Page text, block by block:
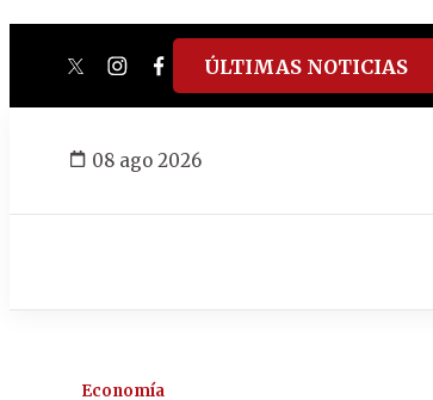
twitterinstagram
facebook
tiktokyoutube
spotify
ÚLTIMAS NOTICIAS
08 ago 2026
Economía